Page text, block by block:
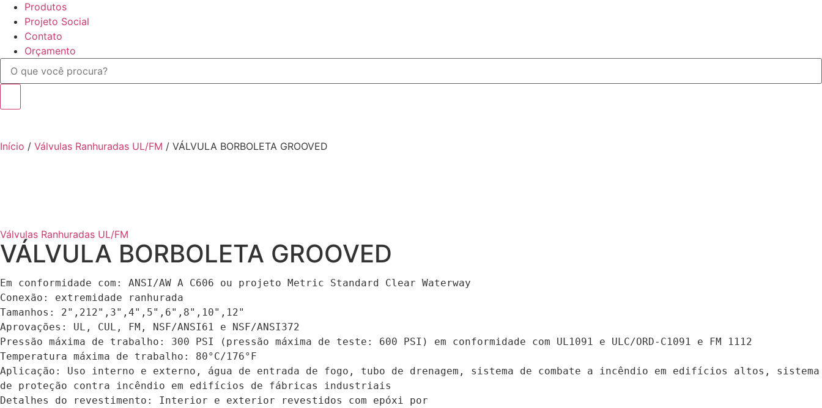
Produtos
Projeto Social
Contato
Orçamento
Início / Válvulas Ranhuradas UL/FM / VÁLVULA BORBOLETA GROOVED
Válvulas Ranhuradas UL/FM
VÁLVULA BORBOLETA GROOVED
Em conformidade com: ANSI/AW A C606 ou projeto Metric Standard Clear Waterway
Conexão: extremidade ranhurada
Tamanhos: 2",212",3",4",5",6",8",10",12"
Aprovações: UL, CUL, FM, NSF/ANSI61 e NSF/ANSI372
Pressão máxima de trabalho: 300 PSI (pressão máxima de teste: 600 PSI) em conformidade com UL1091 e ULC/ORD-C1091 e FM 1112
Temperatura máxima de trabalho: 80°C/176°F
Aplicação: Uso interno e externo, água de entrada de fogo, tubo de drenagem, sistema de combate a incêndio em edifícios altos, sistema
de proteção contra incêndio em edifícios de fábricas industriais
Detalhes do revestimento: Interior e exterior revestidos com epóxi por